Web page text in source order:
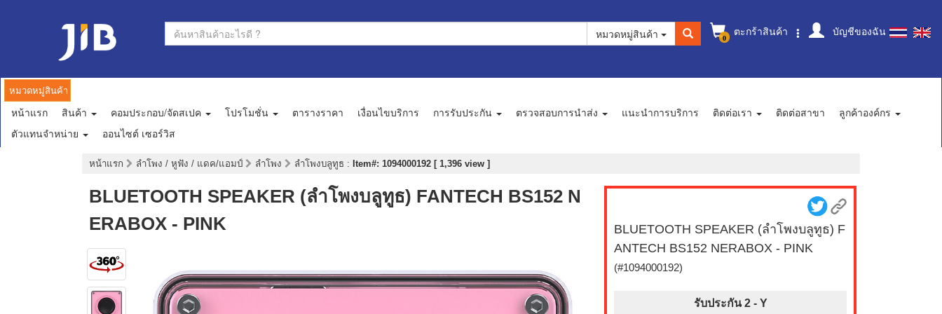
0 ตะกร้าสินค้า บัญชีของฉัน
หมวดหมู่สินค้า
หมวดหมู่สินค้า
หน้าแรก สินค้า คอมประกอบ/จัดสเปค โปรโมชั่น ตารางราคา เงื่อนไขบริการ การรับประกัน ตรวจสอบการนำส่ง แนะนำการบริการ ติดต่อเรา ติดต่อสาขา
ลูกค้าองค์กร
ตัวแทนจำหน่าย
ออนไซต์ เซอร์วิส
หน้าแรก ลำโพง / หูฟัง / แดค/แอมป์ ลำโพง ลำโพงบลูทูธ : Item#: 1094000192 [ 1,396 view ]
BLUETOOTH SPEAKER (ลำโพงบลูทูธ) FANTECH BS152 N
ERABOX - PINK
BLUETOOTH SPEAKER (ลำโพงบลูทูธ) F
ANTECH BS152 NERABOX - PINK
(#1094000192)
รับประกัน 2 - Y